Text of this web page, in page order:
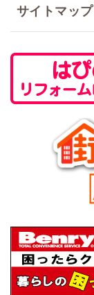
サイトマップ